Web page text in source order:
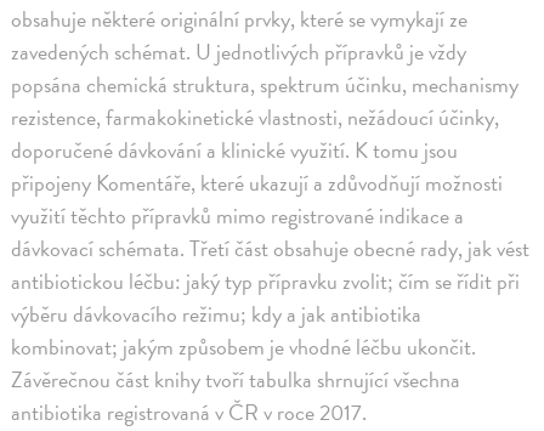
obsahuje některé originální prvky, které se vymykají ze
zavedených schémat. U jednotlivých přípravků je vždy
popsána chemická struktura, spektrum účinku, mechanismy
rezistence, farmakokinetické vlastnosti, nežádoucí účinky,
doporučené dávkování a klinické využití. K tomu jsou
připojeny Komentáře, které ukazují a zdůvodňují možnosti
využití těchto přípravků mimo registrované indikace a
dávkovací schémata. Třetí část obsahuje obecné rady, jak vést
antibiotickou léčbu: jaký typ přípravku zvolit; čím se řídit při
výběru dávkovacího režimu; kdy a jak antibiotika
kombinovat; jakým způsobem je vhodné léčbu ukončit.
Závěrečnou část knihy tvoří tabulka shrnující všechna
antibiotika registrovaná v ČR v roce 2017.